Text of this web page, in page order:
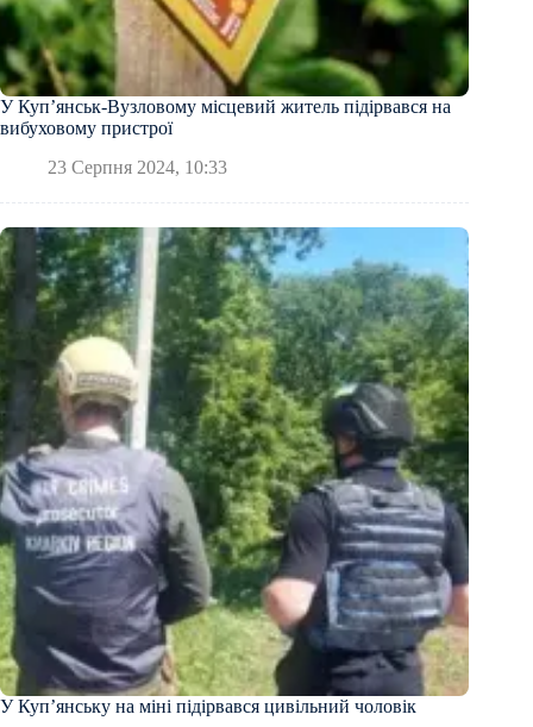
У Купʼянськ-Вузловому місцевий житель підірвався на
вибуховому пристрої
23 Серпня 2024, 10:33
У Куп’янську на міні підірвався цивільний чоловік